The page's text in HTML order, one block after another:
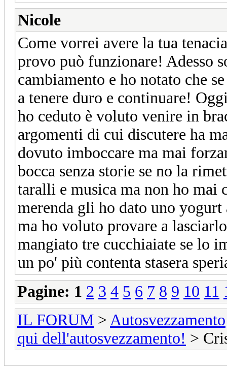
Nicole
Come vorrei avere la tua
provo può funzionare! Adesso
cambiamento e ho notato che
a tenere duro e continuare!
ho ceduto è voluto venire in
argomenti di cui discutere ha
dovuto imboccare ma mai
bocca senza storie se no la
taralli e musica ma non ho mai
merenda gli ho dato uno
ma ho voluto provare a
mangiato tre cucchiaiate se lo
un po' più contenta stasera
Pagine: 1 2 3 4 5 6 7 8 9 10 11
IL FORUM > Autosvezzamento
qui dell'autosvezzamento! >